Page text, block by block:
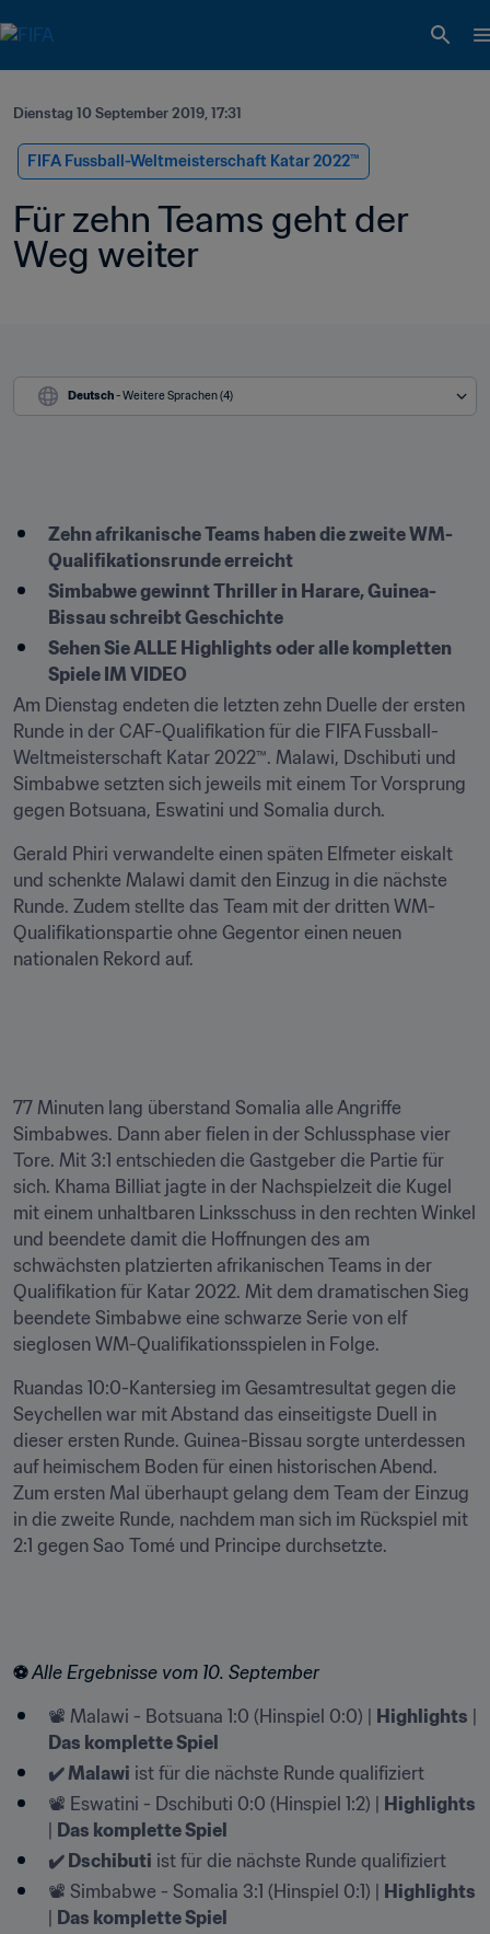
Dienstag 10 September 2019, 17:31
FIFA Fussball-Weltmeisterschaft Katar 2022™
Für zehn Teams geht der
Weg weiter
Deutsch - Weitere Sprachen (4)
Zehn afrikanische Teams haben die zweite WM-
Qualifikationsrunde erreicht
Simbabwe gewinnt Thriller in Harare, Guinea-
Bissau schreibt Geschichte
Sehen Sie ALLE Highlights oder alle kompletten
Spiele IM VIDEO
Am Dienstag endeten die letzten zehn Duelle der ersten
Runde in der CAF-Qualifikation für die FIFA Fussball-
Weltmeisterschaft Katar 2022™. Malawi, Dschibuti und
Simbabwe setzten sich jeweils mit einem Tor Vorsprung
gegen Botsuana, Eswatini und Somalia durch.
Gerald Phiri verwandelte einen späten Elfmeter eiskalt
und schenkte Malawi damit den Einzug in die nächste
Runde. Zudem stellte das Team mit der dritten WM-
Qualifikationspartie ohne Gegentor einen neuen
nationalen Rekord auf.
77 Minuten lang überstand Somalia alle Angriffe
Simbabwes. Dann aber fielen in der Schlussphase vier
Tore. Mit 3:1 entschieden die Gastgeber die Partie für
sich. Khama Billiat jagte in der Nachspielzeit die Kugel
mit einem unhaltbaren Linksschuss in den rechten Winkel
und beendete damit die Hoffnungen des am
schwächsten platzierten afrikanischen Teams in der
Qualifikation für Katar 2022. Mit dem dramatischen Sieg
beendete Simbabwe eine schwarze Serie von elf
sieglosen WM-Qualifikationsspielen in Folge.
Ruandas 10:0-Kantersieg im Gesamtresultat gegen die
Seychellen war mit Abstand das einseitigste Duell in
dieser ersten Runde. Guinea-Bissau sorgte unterdessen
auf heimischem Boden für einen historischen Abend.
Zum ersten Mal überhaupt gelang dem Team der Einzug
in die zweite Runde, nachdem man sich im Rückspiel mit
2:1 gegen Sao Tomé und Principe durchsetzte.
⚽️ Alle Ergebnisse vom 10. September
📽️ Malawi - Botsuana 1:0 (Hinspiel 0:0) |
Highlights
Das komplette Spiel
✔️ Malawi ist für die nächste Runde qualifiziert
📽️ Eswatini - Dschibuti 0:0 (Hinspiel 1:2) |
Highlights
Das komplette Spiel
✔️ Dschibuti ist für die nächste Runde qualifiziert
📽️ Simbabwe - Somalia 3:1 (Hinspiel 0:1) |
Highlights
Das komplette Spiel